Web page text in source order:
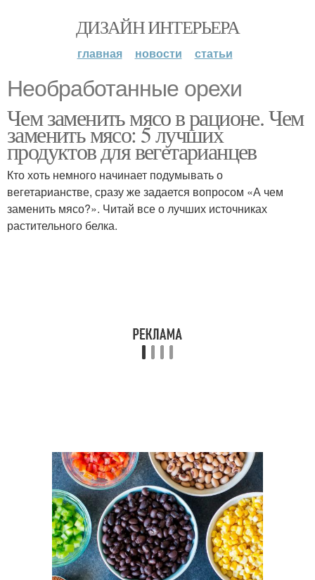
ДИЗАЙН ИНТЕРЬЕРА
главная новости статьи
Необработанные орехи
Чем заменить мясо в рационе. Чем
заменить мясо: 5 лучших
продуктов для вегетарианцев
Кто хоть немного начинает подумывать о
вегетарианстве, сразу же задается вопросом «А чем
заменить мясо?». Читай все о лучших источниках
растительного белка.